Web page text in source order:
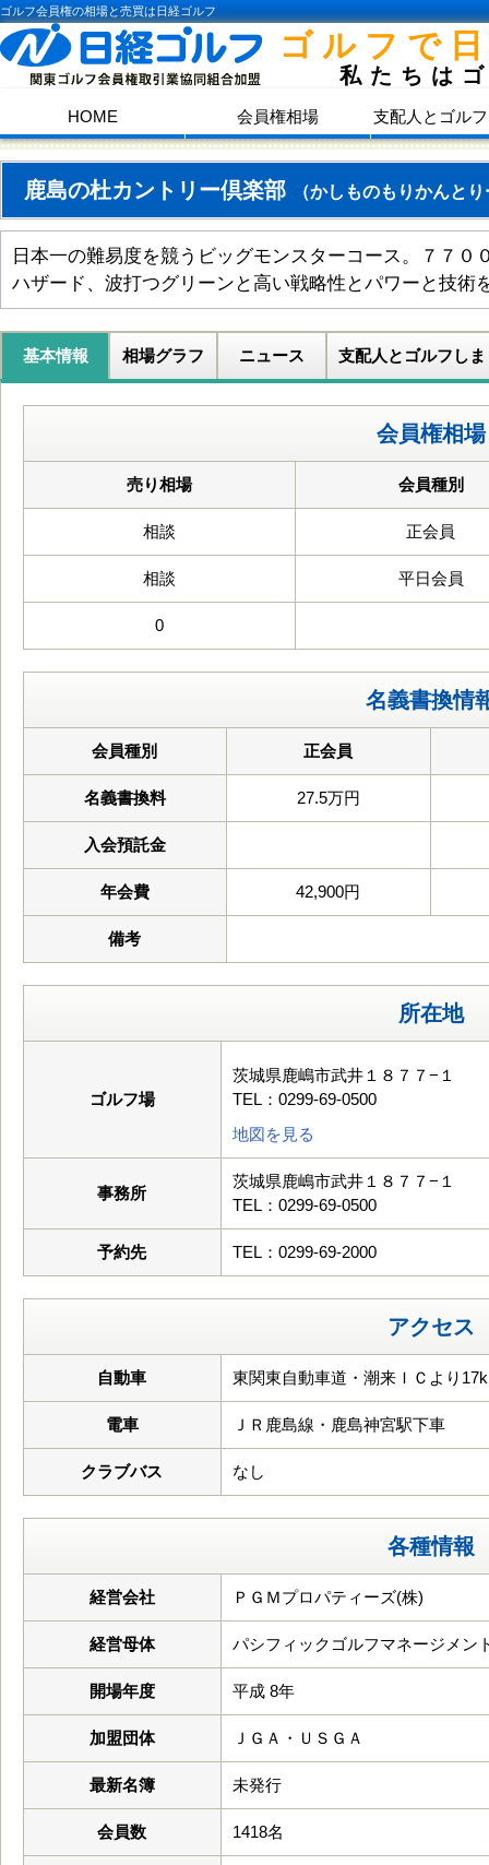
ゴルフ会員権の相場と売買は日経ゴルフ
ゴルフで
私たちは
HOME 会員権相場 支配人とゴル
鹿島の杜カントリー倶楽部 （かしものもりかんと
日本一の難易度を競うビッグモンスターコース。７７
ハザード、波打つグリーンと高い戦略性とパワーと技術
基本情報 相場グラフ ニュース 支配人とゴルフしま
会員権相場
売り相場 会員種別
相談 正会員
相談 平日会員
0
名義書換情
会員種別 正会員
名義書換料 27.5万円
入会預託金
年会費 42,900円
備考
所在地
ゴルフ場
茨城県鹿嶋市武井１８７７−１
TEL：0299-69-0500
地図を見る
事務所
茨城県鹿嶋市武井１８７７−１
TEL：0299-69-0500
予約先 TEL：0299-69-2000
アクセス
自動車 東関東自動車道・潮来ＩＣより
電車 ＪＲ鹿島線・鹿島神宮駅下車
クラブバス なし
各種情報
経営会社 ＰＧＭプロパティーズ(株)
経営母体 パシフィックゴルフマネージメン
開場年度 平成 8年
加盟団体 ＪＧＡ・ＵＳＧＡ
最新名簿 未発行
会員数 1418名